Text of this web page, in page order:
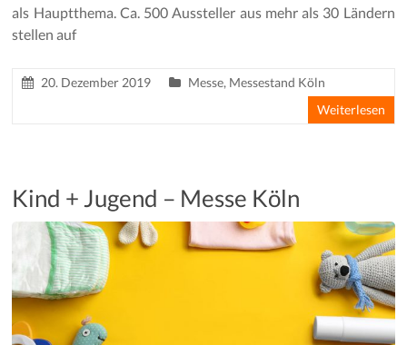
als Hauptthema. Ca. 500 Aussteller aus mehr als 30 Ländern
stellen auf
20. Dezember 2019 Messe, Messestand Köln
Weiterlesen
Kind + Jugend – Messe Köln